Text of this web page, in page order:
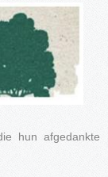
hun afgedankte